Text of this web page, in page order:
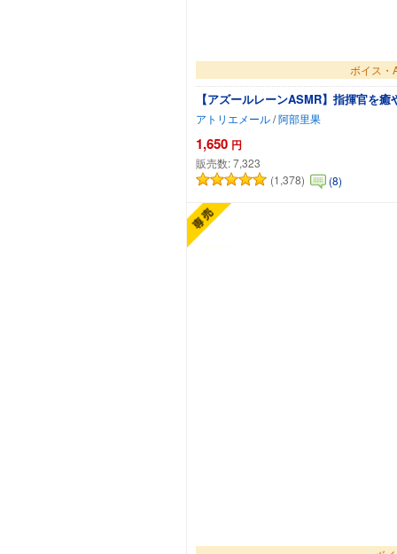
ボイス・
【アズールレーンASMR】指揮官を
アトリエメール/阿部里果
1,650 円
販売数:7,323
(1,378)
(8)